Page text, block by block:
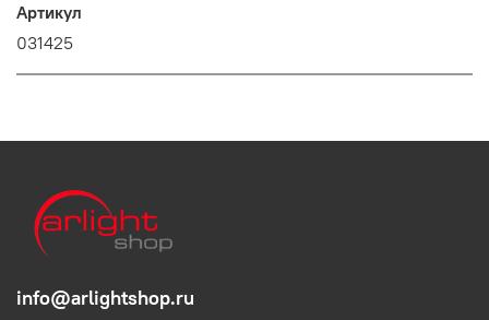
Артикул
031425
info@arlightshop.ru